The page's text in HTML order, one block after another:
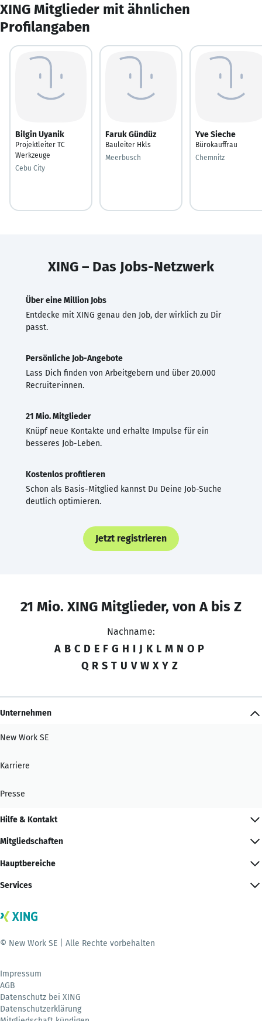
XING Mitglieder mit ähnlichen
Profilangaben
Bilgin Uyanik
Projektleiter TC
Werkzeuge
Cebu City
Faruk Gündüz
Bauleiter Hkls
Meerbusch
Yve Sieche
Bürokauffrau
Chemnitz
XING – Das Jobs-Netzwerk
Über eine Million Jobs
Entdecke mit XING genau den Job, der wirklich zu Dir
passt.
Persönliche Job-Angebote
Lass Dich finden von Arbeitgebern und über 20.000
Recruiter·innen.
21 Mio. Mitglieder
Knüpf neue Kontakte und erhalte Impulse für ein
besseres Job-Leben.
Kostenlos profitieren
Schon als Basis-Mitglied kannst Du Deine Job-Suche
deutlich optimieren.
Jetzt registrieren
21 Mio. XING Mitglieder, von A bis Z
Nachname:
A B C D E F G H I J K L M N O P
Q R S T U V W X Y Z
Unternehmen
New Work SE
Karriere
Presse
Hilfe & Kontakt
Mitgliedschaften
Hauptbereiche
Services
© New Work SE | Alle Rechte vorbehalten
Impressum
AGB
Datenschutz bei XING
Datenschutzerklärung